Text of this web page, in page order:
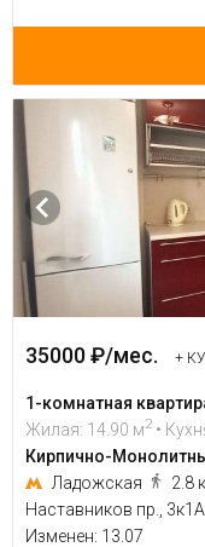
35000 ₽/мес. +
1-комнатная
Жилая: 14.90 м2 •
Кирпично-
Ладожская
2.8
Наставников пр., 3к1А
Изменен: 13.07